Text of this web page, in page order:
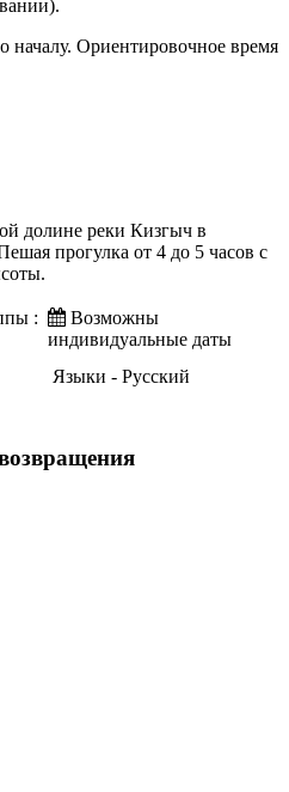
Ориентировочное время
долине реки Кизгыч в
прогулка от 4 до 5 часов с
:
Возможны
индивидуальные даты
Языки - Русский